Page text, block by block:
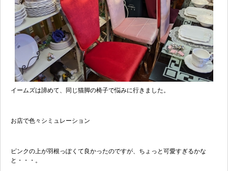
イームズは諦めて、同じ猫脚の椅子で悩みに行きました。
お店で色々シミュレーション
ピンクの上が羽根っぽくて良かったのですが、ちょっと可愛すぎるかな
と・・・。